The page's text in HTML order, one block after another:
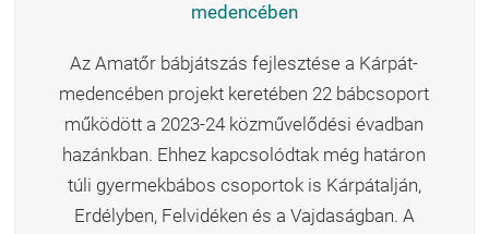
medencében
Az Amatőr bábjátszás fejlesztése a Kárpát-
medencében projekt keretében 22 bábcsoport
működött a 2023-24 közművelődési évadban
hazánkban. Ehhez kapcsolódtak még határon
túli gyermekbábos csoportok is Kárpátalján,
Erdélyben, Felvidéken és a Vajdaságban. A